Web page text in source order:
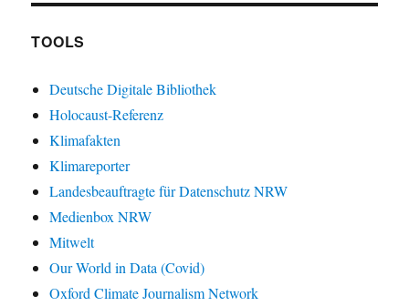
TOOLS
Deutsche Digitale Bibliothek
Holocaust-Referenz
Klimafakten
Klimareporter
Landesbeauftragte für Datenschutz NRW
Medienbox NRW
Mitwelt
Our World in Data (Covid)
Oxford Climate Journalism Network